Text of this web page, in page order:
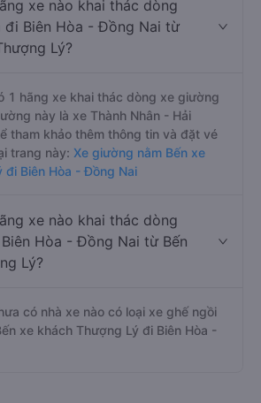
xe nào khai thác dòng
đi Biên Hòa - Đồng Nai từ
Lý?
1 hãng xe khai thác dòng xe giường
này là xe Thành Nhân - Hải
tham khảo thêm thông tin và đặt vé
trang này: Xe giường nằm Bến xe
đi Biên Hòa - Đồng Nai
xe nào khai thác dòng
Hòa - Đồng Nai từ Bến
Lý?
có nhà xe nào có loại xe ghế ngồi
xe khách Thượng Lý đi Biên Hòa -